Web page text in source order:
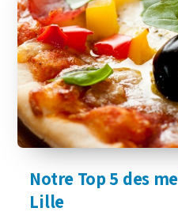
Notre Top 5 des
Lille